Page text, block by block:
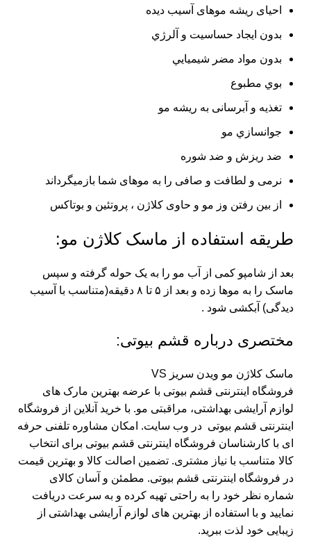
احیای ریشه موهای آسیب دیده
بدون ايجاد حساسيت و آلرژي
بدون مواد مضر شيميايي
بوي مطبوع
تغذیه و آبرسانی به ریشه مو
جوانسازي مو
ضد ريزش و ضد شوره
نرمی و لطافت و صافی را به موهای شما بازمیگرداند
از بین رفتن وز مو و حاوی کلاژن ، پروتئین و بوتاکس
طریقه استفاده از ماسک کلاژن مو:
بعد از شامپو کمی از آب مو را به یک حوله گرفته و سپس
ماسک را به موها زده و بعد از ۵ تا ۸ دقیقه(متناسب با آسیب
دیدگی) آبکشی شود .
مختصری درباره قشم بیوتی:
ماسک کلاژن مو ویدن سریز VS
فروشگاه اینترنتی قشم بیوتی با عرضه بهترین مارک های
لوازم آرایشی بهداشتی، مراقبتی مو. با خرید آنلاین از فروشگاه
اینترنتی قشم بیوتی در وب سایت. امکان مشاوره تلفنی حرفه
ای با کارشناسان فروشگاه اینترنتی قشم بیوتی برای انتخاب
کالا متناسب با نیاز مشتری. تضمین اصالت کالا و بهترین قیمت
در فروشگاه اینترنتی قشم بیوتی. مطمئن و آسان کالای
شماره نظر خود را به راحتی تهیه کرده و به سرعت دریافت
نمایید و با استفاده از بهترین های لوازم آرایشی بهداشتی از
زیبایی خود لذت ببرید.